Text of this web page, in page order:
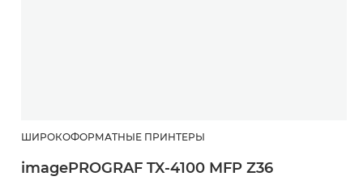
ШИРОКОФОРМАТНЫЕ ПРИНТЕРЫ
imagePROGRAF TX-4100 MFP Z36